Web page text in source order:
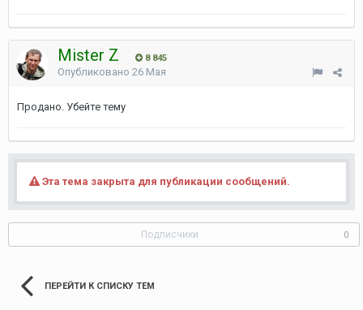
Mister Z 8 845
Опубликовано 26 Мая
Продано. Убейте тему
Эта тема закрыта для публикации сообщений.
Подписчики 0
ПЕРЕЙТИ К СПИСКУ ТЕМ